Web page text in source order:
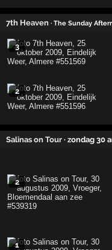
7th Heaven · The Sunday
3
2
Salinas on Tour · zondag 30
2
1